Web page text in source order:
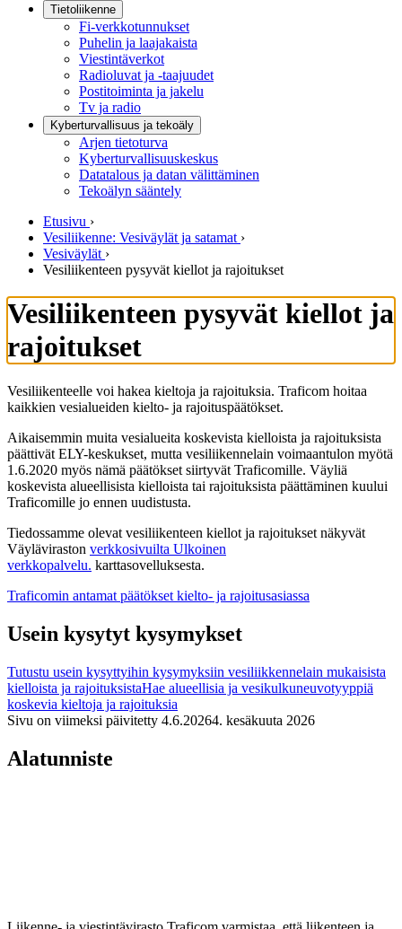
Tietoliikenne
Fi-verkkotunnukset
Puhelin ja laajakaista
Viestintäverkot
Radioluvat ja -taajuudet
Postitoiminta ja jakelu
Tv ja radio
Kyberturvallisuus ja tekoäly
Arjen tietoturva
Kyberturvallisuuskeskus
Datatalous ja datan välittäminen
Tekoälyn sääntely
Etusivu ›
Vesiliikenne: Vesiväylät ja satamat ›
Vesiväylät ›
Vesiliikenteen pysyvät kiellot ja rajoitukset
Vesiliikenteen pysyvät kiellot ja
rajoitukset
Vesiliikenteelle voi hakea kieltoja ja rajoituksia. Traficom hoitaa
kaikkien vesialueiden kielto- ja rajoituspäätökset.
Aikaisemmin muita vesialueita koskevista kielloista ja rajoituksista
päättivät ELY-keskukset, mutta vesiliikennelain voimaantulon myötä
1.6.2020 myös nämä päätökset siirtyvät Traficomille. Väyliä
koskevista alueellisista kielloista tai rajoituksista päättäminen kuului
Traficomille jo ennen uudistusta.
Tiedossamme olevat vesiliikenteen kiellot ja rajoitukset näkyvät
Väyläviraston verkkosivuilta Ulkoinen
verkkopalvelu. karttasovelluksesta.
Traficomin antamat päätökset kielto- ja rajoitusasiassa
Usein kysytyt kysymykset
Tutustu usein kysyttyihin kysymyksiin vesiliikkennelain mukaisista
kielloista ja rajoituksistaHae alueellisia ja vesikulkuneuvotyyppiä
koskevia kieltoja ja rajoituksia
Sivu on viimeksi päivitetty 4.6.20264. kesäkuuta 2026
Alatunniste